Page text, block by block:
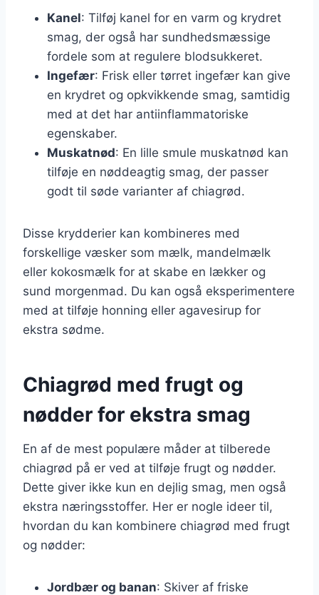
Kanel: Tilføj kanel for en varm og krydret
smag, der også har sundhedsmæssige
fordele som at regulere blodsukkeret.
Ingefær: Frisk eller tørret ingefær kan give
en krydret og opkvikkende smag, samtidig
med at det har antiinflammatoriske
egenskaber.
Muskatnød: En lille smule muskatnød kan
tilføje en nøddeagtig smag, der passer
godt til søde varianter af chiagrød.
Disse krydderier kan kombineres med
forskellige væsker som mælk, mandelmælk
eller kokosmælk for at skabe en lækker og
sund morgenmad. Du kan også eksperimentere
med at tilføje honning eller agavesirup for
ekstra sødme.
Chiagrød med frugt og
nødder for ekstra smag
En af de mest populære måder at tilberede
chiagrød på er ved at tilføje frugt og nødder.
Dette giver ikke kun en dejlig smag, men også
ekstra næringsstoffer. Her er nogle ideer til,
hvordan du kan kombinere chiagrød med frugt
og nødder:
Jordbær og banan: Skiver af friske